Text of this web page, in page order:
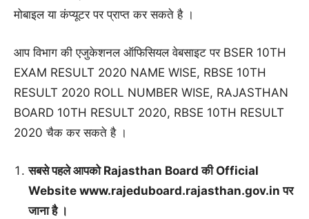
मोबाइल या कंप्यूटर पर प्राप्त कर सकते है ।
आप विभाग की एजुकेशनल ऑफिसियल वेबसाइट पर BSER 10TH
EXAM RESULT 2020 NAME WISE, RBSE 10TH
RESULT 2020 ROLL NUMBER WISE, RAJASTHAN
BOARD 10TH RESULT 2020, RBSE 10TH RESULT
2020 चैक कर सकते है ।
सबसे पहले आपको Rajasthan Board की Official
Website www.rajeduboard.rajasthan.gov.in पर
जाना है ।